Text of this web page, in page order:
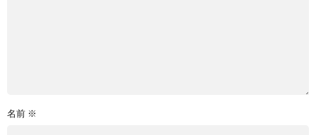
名前 ※